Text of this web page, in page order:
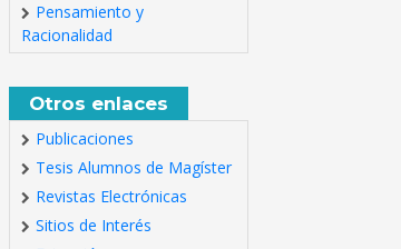
Pensamiento y
Racionalidad
Otros enlaces
Publicaciones
Tesis Alumnos de Magíster
Revistas Electrónicas
Sitios de Interés